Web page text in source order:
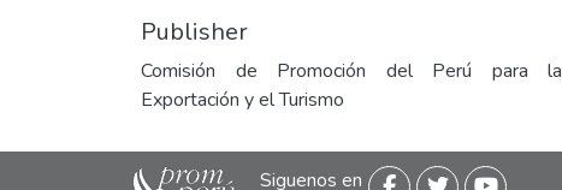
Publisher
Comisión de Promoción del Perú para la
Exportación y el Turismo
Siguenos en